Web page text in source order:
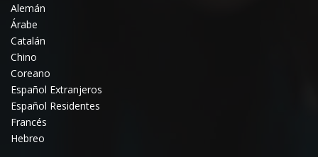
Alemán
Árabe
Catalán
Chino
Coreano
Español Extranjeros
Español Residentes
Francés
Hebreo